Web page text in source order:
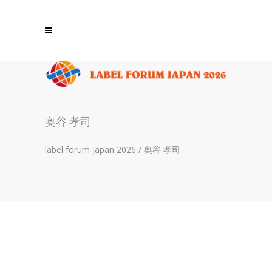
奥谷 孝司
label forum japan 2026 / 奥谷 孝司